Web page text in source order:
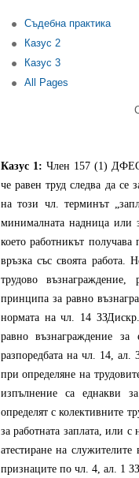
Съдебна практика
Казус 2
Казус 3
All Pages
Казус 1: Член 157 (1)
че равен труд следва да
на този чл. терминът
минималната надница или
което работникът
връзка със своята работа.
трудово
принципа за равно
нормата на чл. 14 ЗЗДискр.,
равно възнаграждение за
разпоредбата на чл. 14, ал.
при определяне на
изпълнение са еднакви
определят с колективните
за работната заплата, или
атестиране на
признаците по чл. 4, ал. 1